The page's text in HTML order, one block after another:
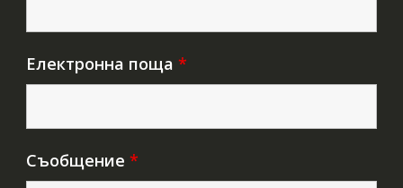
Електронна поща *
Съобщение *